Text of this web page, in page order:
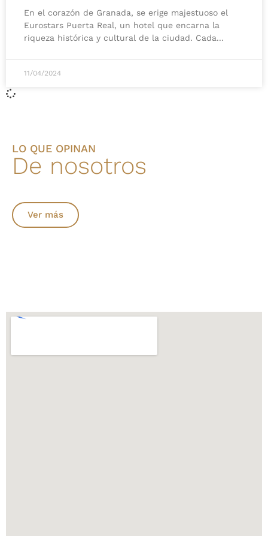
En el corazón de Granada, se erige majestuoso el
Eurostars Puerta Real, un hotel que encarna la
riqueza histórica y cultural de la ciudad. Cada
11/04/2024
LO QUE OPINAN
De nosotros
Ver más